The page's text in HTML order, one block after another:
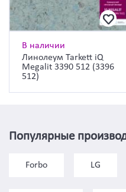
В наличии
Линолеум Tarkett iQ
Megalit 3390 512 (3396
512)
Популярные
Forbo LG